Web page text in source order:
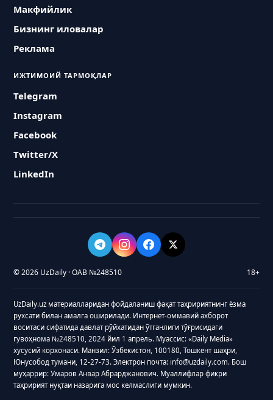
Макфийлик
Бизнинг иловалар
Реклама
ИЖТИМОИЙ ТАРМОҚЛАР
Telegram
Instagram
Facebook
Twitter/X
LinkedIn
© 2026 UzDaily · ОАВ №248510 18+
UzDaily.uz материалларидан фойдаланиш фақат таҳририятнинг ёзма
рухсати билан амалга оширилади. Интернет-оммавий ахборот
воситаси сифатида давлат рўйхатидан ўтганлиги тўғрисидаги
гувоҳнома №248510, 2024 йил 1 апрель. Муассис: «Daily Media»
хусусий корхонаси. Манзил: Ўзбекистон, 100180, Тошкент шаҳри,
Юнусобод тумани, 12-27-73. Электрон почта: info@uzdaily.com. Бош
муҳаррир: Умаров Анвар Абрарджанович. Муаллифлар фикри
таҳририят нуқтаи назарига мос келмаслиги мумкин.